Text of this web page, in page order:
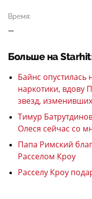
Время:
—
Больше на
Байнс опустилась
наркотики, вдову
звезд,
Тимур
Олеся сейчас со
Папа Римский
Расселом Кроу
Расселу Кроу